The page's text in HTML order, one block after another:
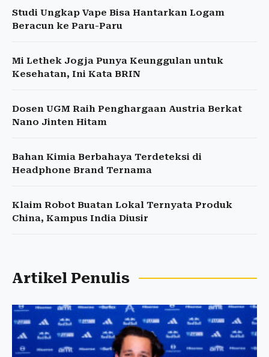
Studi Ungkap Vape Bisa Hantarkan Logam
Beracun ke Paru-Paru
Mi Lethek Jogja Punya Keunggulan untuk
Kesehatan, Ini Kata BRIN
Dosen UGM Raih Penghargaan Austria Berkat
Nano Jinten Hitam
Bahan Kimia Berbahaya Terdeteksi di
Headphone Brand Ternama
Klaim Robot Buatan Lokal Ternyata Produk
China, Kampus India Diusir
Artikel Penulis